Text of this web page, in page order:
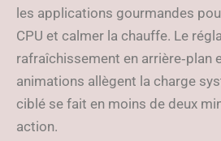
les applications gourmandes
CPU et calmer la chauffe. Le
rafraîchissement en arrière‑plan
animations allègent la charge
ciblé se fait en moins de deux
action.